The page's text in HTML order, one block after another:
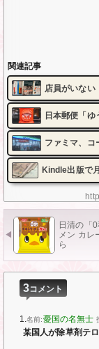
関連記事
店員がいな
日本郵便「ゆ
ファミマ、コ
Kindle出版で
日清の「
メン カレ
ら
3コメント
1.名前:憂国の名無士
某国人が除草剤テ